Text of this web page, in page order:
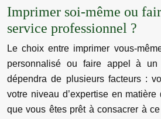
Imprimer soi-même ou
service professionnel ?
Le choix entre imprimer vous-
personnalisé ou faire appel à un
dépendra de plusieurs facteurs :
votre niveau d’expertise en matière
que vous êtes prêt à consacrer à